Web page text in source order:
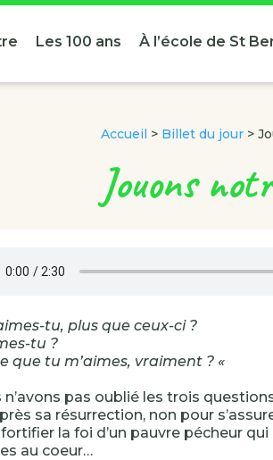
Les 100 ans À l’école de St
Accueil > Billet du jour>
Jouons
tu, plus que ceux-ci ?
tu ?
que tu m’aimes, vraiment ? «
n’avons pas oublié les trois
sa résurrection, non pour
la foi d’un pauvre pécheur
au coeur…